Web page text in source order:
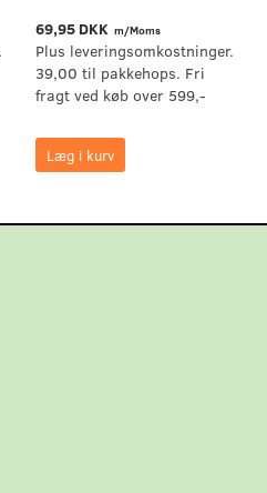
69,95 DKK m/Moms
Plus leveringsomkostninger.
39,00 til pakkehops. Fri
fragt ved køb over 599,-
Læg i kurv